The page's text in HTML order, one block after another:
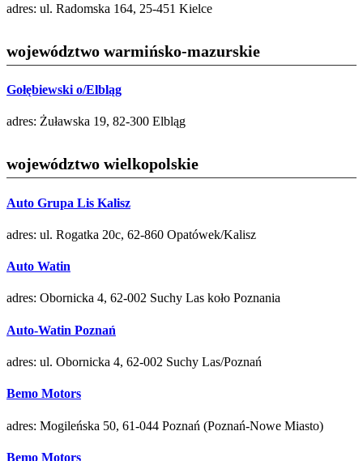
adres: ul. Radomska 164, 25-451 Kielce
województwo warmińsko-mazurskie
Gołębiewski o/Elbląg
adres: Żuławska 19, 82-300 Elbląg
województwo wielkopolskie
Auto Grupa Lis Kalisz
adres: ul. Rogatka 20c, 62-860 Opatówek/Kalisz
Auto Watin
adres: Obornicka 4, 62-002 Suchy Las koło Poznania
Auto-Watin Poznań
adres: ul. Obornicka 4, 62-002 Suchy Las/Poznań
Bemo Motors
adres: Mogileńska 50, 61-044 Poznań (Poznań-Nowe Miasto)
Bemo Motors